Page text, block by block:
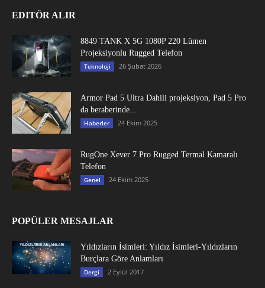
EDITÖR ALIR
8849 TANK X 5G 1080P 220 Lümen
Projeksiyonlu Rugged Telefon
Teknoloji 26 Şubat 2026
Armor Pad 5 Ultra Dahili projeksiyon, Pad 5 Pro
da beraberinde...
Haberler 24 Ekim 2025
RugOne Xever 7 Pro Rugged Termal Kamaralı
Telefon
Genel 24 Ekim 2025
POPÜLER MESAJLAR
Yıldızların İsimleri: Yıldız İsimleri-Yıldızların
Burçlara Göre Anlamları
Dergi 2 Eylül 2017